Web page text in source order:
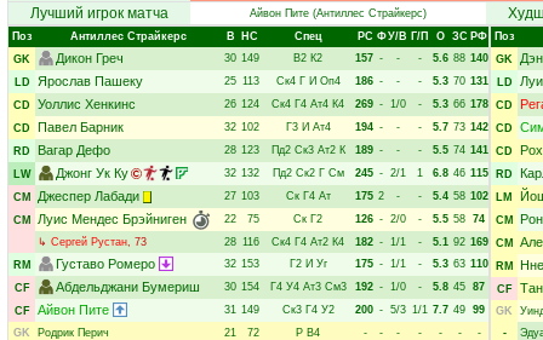
Лучший игрок матча
Айвон Пите (Антиллес Страйкерс)
Поз Антиллес Страйкерс В НC Спец РC ФУ/В Г/П О ЗС РФ
GK
Дикон Греч 30 149 В2 К2 157 - - - 5.6 88 140
LD
Ярослав Пашеку 25 113 Ск4 Г И Оп4 186 - - - 5.3 70 131
CD Уоллис Хенкинс 26 124 Ск4 Г4 Ат4 К4 269 - 1/0 - 5.3 66 178
CD Павел Барник 32 102 Г3 И Ат4 194 - - - 5.7 73 142
RD
Вагар Дефо 28 123 Пд2 Ск3 Ат2 К 189 - - - 5.5 74 141
LW
Джонг Ук Ку 32 132 Пд2 Ск2 Г См 245 - 2/1 1 6.8 46 115
CM
Джеспер Лабади 27 103 Ск Г4 Ат 175 2 - - 5.4 58 102
CM
Луис Мендес Брэйниген 22 75 Ск Г2 126 - 2/0 - 5.5 58 74
↳ Сергей Рустан, 73 28 116 Ск4 Г4 Ат2 К4 182 - 1/1 - 5.1 92 169
RM
Густаво Ромеро 32 153 Г2 И Уг 175 - 1/1 - 5.3 63 110
CF
Абдельджани Бумериш 30 154 Г4 У4 Ат3 См3 192 - 1/0 - 5.8 45 87
CF
Айвон Пите 31 149 Ск3 Г4 У2 200 - 5/3 1/1 7.7 49 99
GK
Родрик Перич 21 72 Р В4 - - - - - -
-
Поз
GK
LD
CD
CD
CD
RD
LM
CM
CM
RM
CF
GK
-